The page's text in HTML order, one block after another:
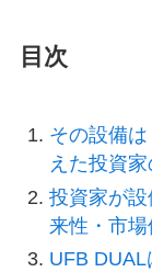
目次
その設備
えた投資
投資家が
来性・市場
UFB